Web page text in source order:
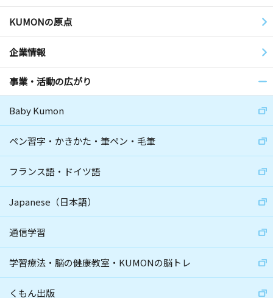
KUMONの原点
企業情報
事業・活動の広がり
Baby Kumon
ペン習字・かきかた・筆ペン・毛筆
フランス語・ドイツ語
Japanese（日本語）
通信学習
学習療法・脳の健康教室・KUMONの脳トレ
くもん出版